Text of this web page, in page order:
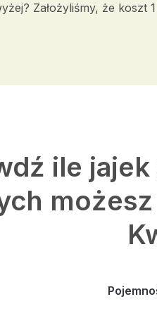
Założyliśmy, że
ile